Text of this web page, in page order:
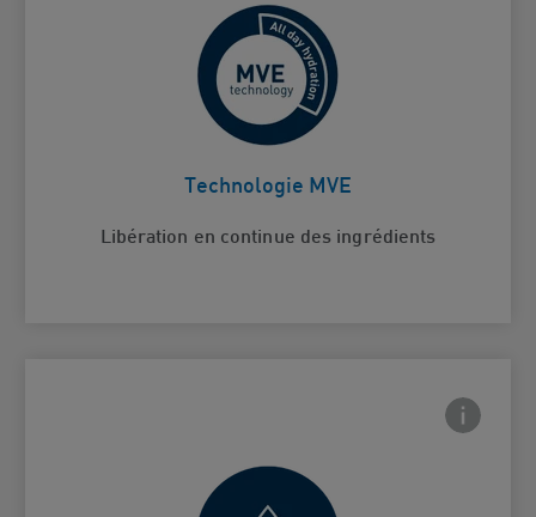
Technologie MVE
Libération en continue des ingrédients
Pour une hydratation continue